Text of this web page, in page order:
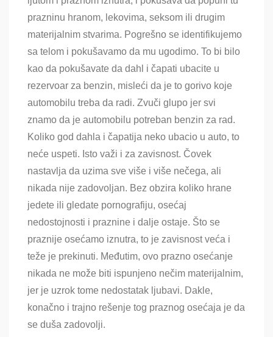
prazninu hranom, lekovima, seksom ili drugim
materijalnim stvarima. Pogrešno se identifikujemo
sa telom i pokušavamo da mu ugodimo. To bi bilo
kao da pokušavate da dahl i čapati ubacite u
rezervoar za benzin, misleći da je to gorivo koje
automobilu treba da radi. Zvuči glupo jer svi
znamo da je automobilu potreban benzin za rad.
Koliko god dahla i čapatija neko ubacio u auto, to
neće uspeti. Isto važi i za zavisnost. Čovek
nastavlja da uzima sve više i više nečega, ali
nikada nije zadovoljan. Bez obzira koliko hrane
jedete ili gledate pornografiju, osećaj
nedostojnosti i praznine i dalje ostaje. Što se
praznije osećamo iznutra, to je zavisnost veća i
teže je prekinuti. Međutim, ovo prazno osećanje
nikada ne može biti ispunjeno nečim materijalnim,
jer je uzrok tome nedostatak ljubavi. Dakle,
konačno i trajno rešenje tog praznog osećaja je da
se duša zadovolji.